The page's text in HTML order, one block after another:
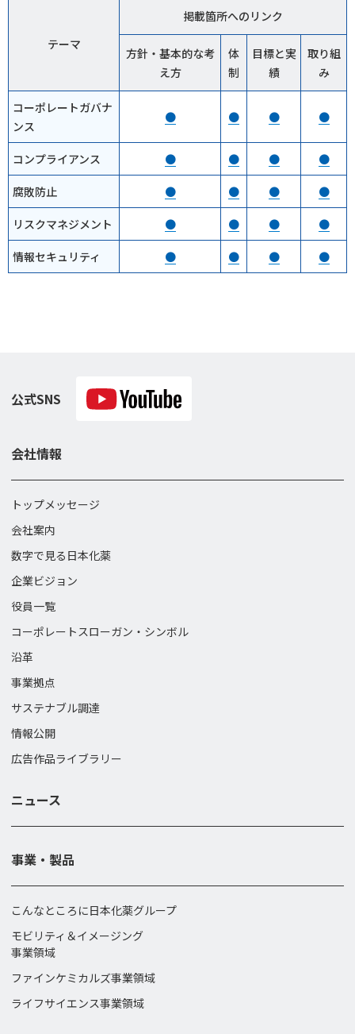
テーマ
掲載箇所へのリンク
方針・基本的な考
え方
体
制
目標と実
績
取り組
み
コーポレートガバナ
ンス
● ● ● ●
コンプライアンス ● ● ● ●
腐敗防止 ● ● ● ●
リスクマネジメント ● ● ● ●
情報セキュリティ ● ● ● ●
公式SNS
会社情報
トップメッセージ
会社案内
数字で見る日本化薬
企業ビジョン
役員一覧
コーポレートスローガン・ シンボル
沿革
事業拠点
サステナブル調達
情報公開
広告作品ライブラリー
ニュース
事業・製品
こんなところに日本化薬グループ
モビリティ＆イメージング
事業領域
ファインケミカルズ事業領域
ライフサイエンス事業領域